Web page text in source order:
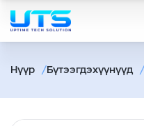
Нүүр Бүтээгдэхүүнүүд